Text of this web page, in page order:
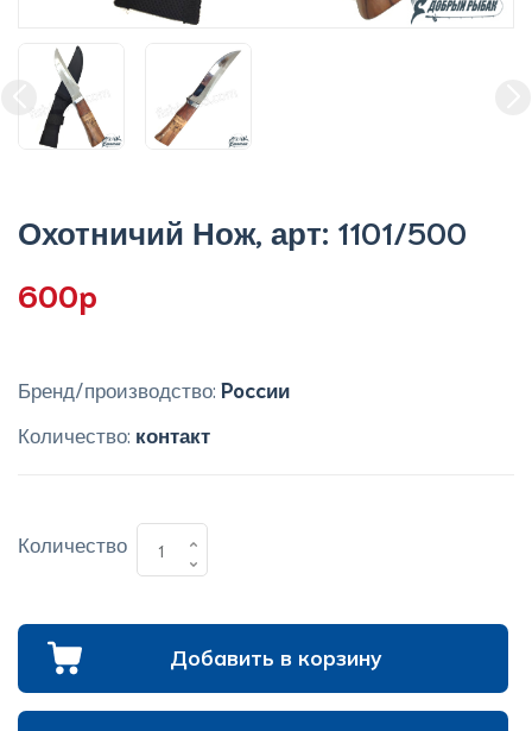
Охотничий Нож, арт: 1101/500
600p
Бренд/производство: Poccии
Количество: контакт
Количество
Добавить в корзину